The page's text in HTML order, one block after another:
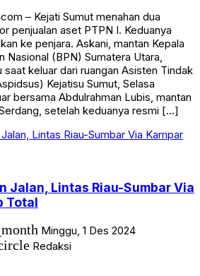
– Kejati Sumut menahan dua
penjualan aset PTPN I. Keduanya
ke penjara. Askani, mantan Kepala
Nasional (BPN) Sumatera Utara,
saat keluar dari ruangan Asisten Tindak
Kejatisu Sumut, Selasa
bersama Abdulrahman Lubis, mantan
setelah keduanya resmi […]
Jalan, Lintas Riau-Sumbar Via
Total
Minggu, 1 Des 2024
Redaksi